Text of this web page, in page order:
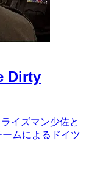
Dirty
イズマン少佐と
ムによるドイツ